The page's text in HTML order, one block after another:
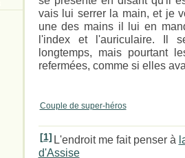
vais lui serrer la main, et je
une des mains il lui en
l'index et l'auriculaire. Il
longtemps, mais pourtant
refermées, comme si elles
Couple de super-héros
[1] L'endroit me fait penser à
d'Assise